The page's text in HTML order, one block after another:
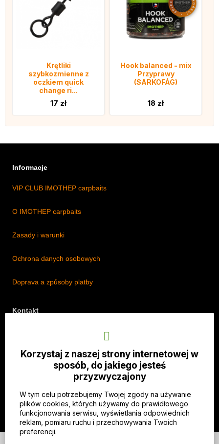
Krętliki
szybkozmienne z
oczkiem quick
change ri...
17 zł
Hook balanced - mix
Przyprawy
(SARKOFÁG)
18 zł
Informacje
VIP CLUB IMOTHEP carpbaits
O IMOTHEP carpbaits
Zasady i warunki
Ochrona danych osobowych
Doprava a způsoby platby
Kontakt
E-mail: info@imothep.cz
Nasz Instagram
Korzystaj z naszej strony internetowej w
sposób, do jakiego jesteś
przyzwyczajony
W tym celu potrzebujemy Twojej zgody na używanie
plików cookies, których używamy do prawidłowego
funkcjonowania serwisu, wyświetlania odpowiednich
reklam, pomiaru ruchu i przechowywania Twoich
preferencji.